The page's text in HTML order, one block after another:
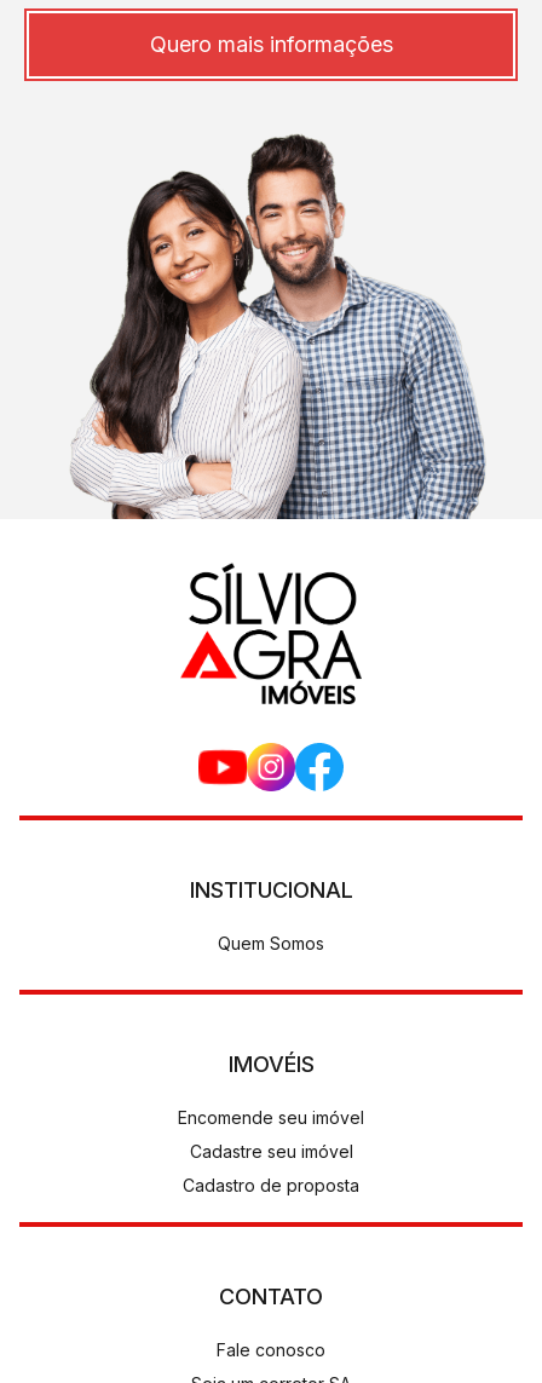
Quero mais informações
INSTITUCIONAL
Quem Somos
IMOVÉIS
Encomende seu imóvel
Cadastre seu imóvel
Cadastro de proposta
CONTATO
Fale conosco